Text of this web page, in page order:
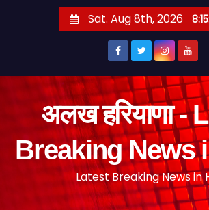
Sat. Aug 8th, 2026
अलख हरियाणा -
Breaking News
Latest Breaking News in